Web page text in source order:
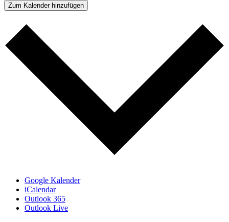
Zum Kalender hinzufügen
Google Kalender
iCalendar
Outlook 365
Outlook Live